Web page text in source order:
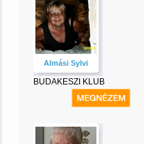
Almási Sylvi
BUDAKESZI KLUB